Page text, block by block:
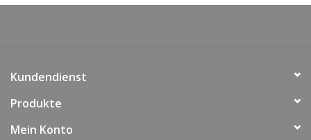
Kundendienst
Produkte
Mein Konto